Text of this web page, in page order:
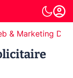
& Marketing